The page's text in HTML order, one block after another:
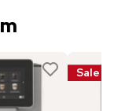
Sale